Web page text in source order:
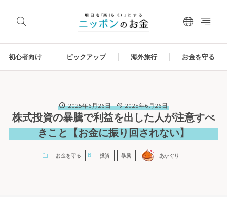
初心者向け ピックアップ 海外旅行 お金を守る
2025年6月26日 2025年6月26日
株式投資の暴騰で利益を出した人が注意すべ
きこと【お金に振り回されない】
お金を守る 投資 暴騰 あかぐり